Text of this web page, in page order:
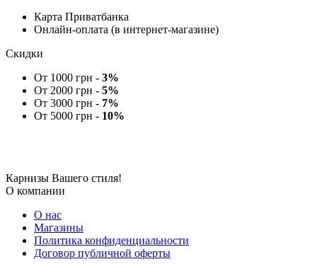
Карта Приватбанка
Онлайн-оплата (в интернет-магазине)
Скидки
От 1000 грн - 3%
От 2000 грн - 5%
От 3000 грн - 7%
От 5000 грн - 10%
Карнизы Вашего стиля!
О компании
О нас
Магазины
Политика конфиденциальности
Договор публичной оферты